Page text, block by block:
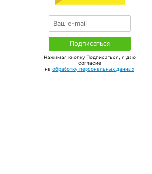
Нажимая кнопку Подписаться, я даю
соглаcие
на обработку персональных данных